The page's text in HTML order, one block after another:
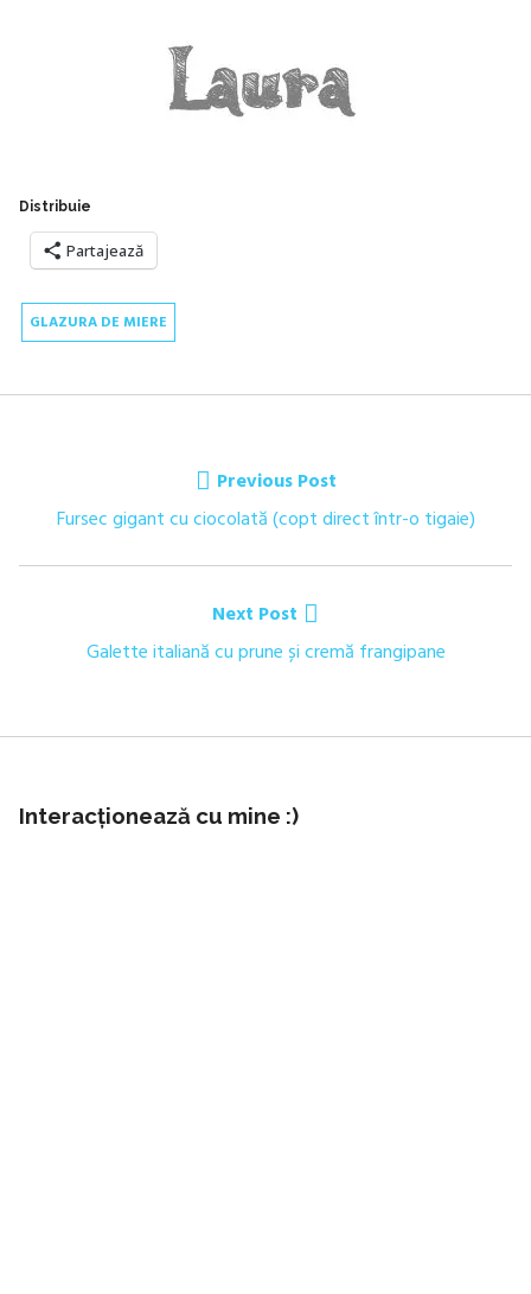
Distribuie
Partajează
GLAZURA DE MIERE
articole
Previous Post
Previous
Fursec gigant cu ciocolată (copt direct într-o tigaie)
Next Post
Next
Galette italiană cu prune și cremă frangipane
Interacționează cu mine :)